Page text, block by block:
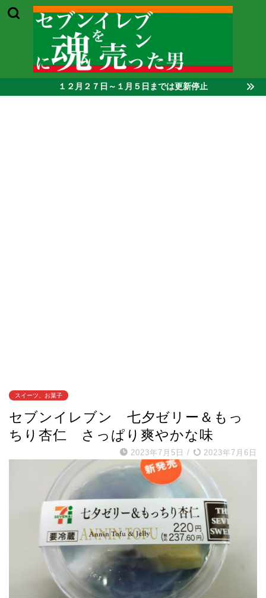
１２月２７日～１月５日までは更新停止
スイーツ、お菓子
セブンイレブン 七夕ゼリー＆もっ
ちり杏仁 さっぱり爽やかな味
2023年7月5日 / 2023年7月6日